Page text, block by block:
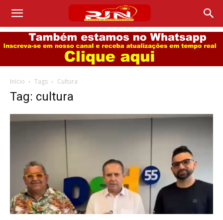
Início Tags Cultura
Tag: cultura